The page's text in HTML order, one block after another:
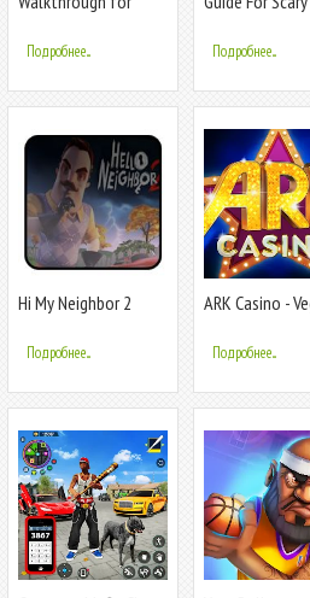
Series
Подробнее... Подробнее...
Hi My Neighbor 2
Подробнее...
ARK Casino -
Подробнее...